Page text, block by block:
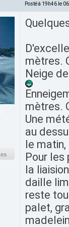
Posté à 19h46 le
mètres.
Neige
mètres.
Une
au
le
Pour les
la
daille
reste
palet,